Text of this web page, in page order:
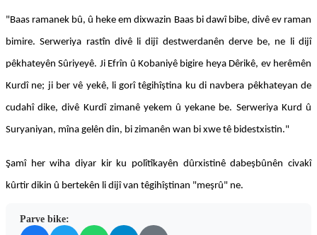
"Baas ramanek bû, û heke em dixwazin Baas bi dawî bibe, divê ev raman
bimire. Serweriya rastîn divê li dijî destwerdanên derve be, ne li dijî
pêkhateyên Sûriyeyê. Ji Efrîn û Kobaniyê bigire heya Dêrikê, ev herêmên
Kurdî ne; ji ber vê yekê, li gorî têgihîştina ku di navbera pêkhateyan de
cudahî dike, divê Kurdî zimanê yekem û yekane be. Serweriya Kurd û
Suryaniyan, mîna gelên din, bi zimanên wan bi xwe tê bidestxistin."
Şamî her wiha diyar kir ku polîtîkayên dûrxistinê dabeşbûnên civakî
kûrtir dikin û bertekên li dijî van têgihîştinan "meşrû" ne.
Parve bike: